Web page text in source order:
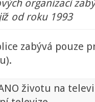
organizací
od roku 1993
zabývá pouze
životu na